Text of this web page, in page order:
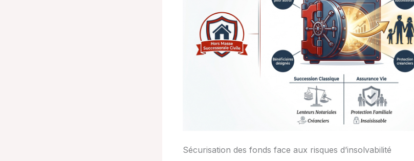
Sécurisation des fonds face aux risques d’insolvabilité